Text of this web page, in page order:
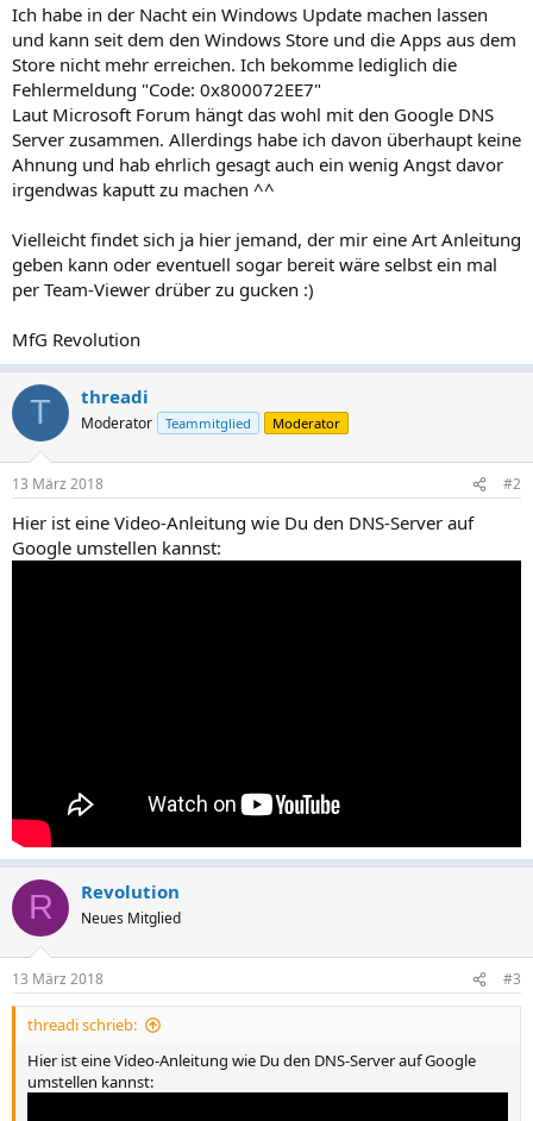
Ich habe in der Nacht ein Windows Update machen lassen
und kann seit dem den Windows Store und die Apps aus dem
Store nicht mehr erreichen. Ich bekomme lediglich die
Fehlermeldung "Code: 0x800072EE7"
Laut Microsoft Forum hängt das wohl mit den Google DNS
Server zusammen. Allerdings habe ich davon überhaupt keine
Ahnung und hab ehrlich gesagt auch ein wenig Angst davor
irgendwas kaputt zu machen ^^
Vielleicht findet sich ja hier jemand, der mir eine Art Anleitung
geben kann oder eventuell sogar bereit wäre selbst ein mal
per Team-Viewer drüber zu gucken :)
MfG Revolution
T threadi
Moderator Teammitglied Moderator
13 März 2018 #2
Hier ist eine Video-Anleitung wie Du den DNS-Server auf
Google umstellen kannst:
R Revolution
Neues Mitglied
13 März 2018 #3
threadi schrieb:
Hier ist eine Video-Anleitung wie Du den DNS-Server auf Google
umstellen kannst: